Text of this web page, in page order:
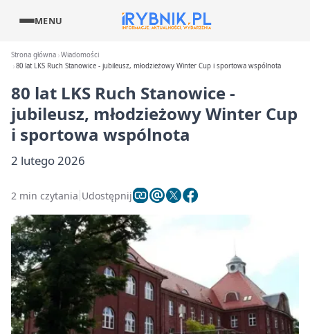
MENU
Strona główna Wiadomości
80 lat LKS Ruch Stanowice - jubileusz, młodzieżowy Winter Cup i sportowa wspólnota
80 lat LKS Ruch Stanowice -
jubileusz, młodzieżowy Winter Cup
i sportowa wspólnota
2 lutego 2026
2 min czytania Udostępnij